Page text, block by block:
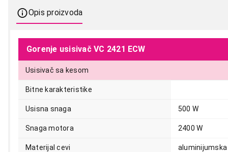
Opis proizvoda
Gorenje usisivač VC 2421 ECW
Usisivač sa kesom
Bitne karakteristike
Usisna snaga 500 W
Snaga motora 2400 W
Materijal cevi aluminijumska